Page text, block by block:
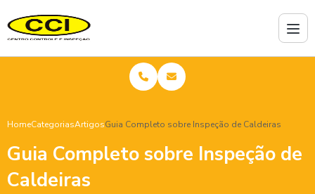
HomeCategoriasArtigosGuia Completo sobre Inspeção de Caldeiras
Guia Completo sobre Inspeção de
Caldeiras